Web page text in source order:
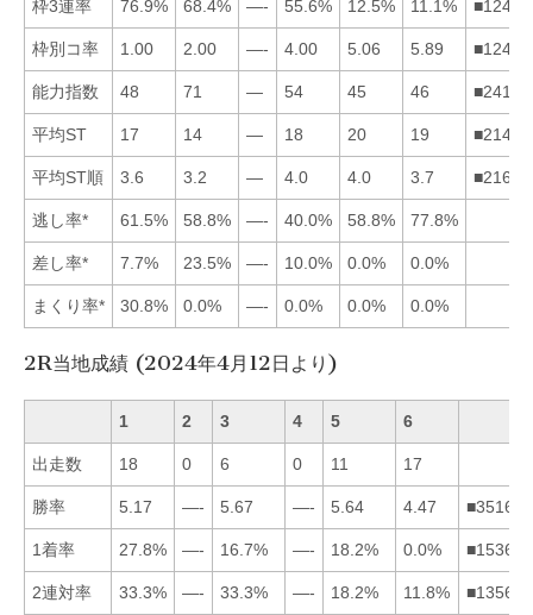
枠3連率 76.9% 68.4% —- 55.6% 12.5% 11.1%
枠別コ率 1.00 2.00 —- 4.00 5.06 5.89
能力指数 48 71 — 54 45 46
平均ST 17 14 — 18 20 19
平均ST順 3.6 3.2 — 4.0 4.0 3.7
逃し率* 61.5% 58.8% —- 40.0% 58.8% 77.8%
差し率* 7.7% 23.5% —- 10.0% 0.0% 0.0%
まくり率* 30.8% 0.0% —- 0.0% 0.0% 0.0%
2R当地成績 (2024年4月12日より)
1 2 3 4 5 6
出走数 18 0 6 0 11 17
勝率 5.17 —- 5.67 —- 5.64 4.47 ■351624
1着率 27.8% —- 16.7% —- 18.2% 0.0% ■153624
2連対率 33.3% —- 33.3% —- 18.2% 11.8% ■135624